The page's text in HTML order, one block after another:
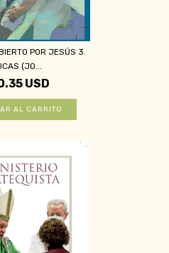
POR JESÚS 3.
(JO...
USD